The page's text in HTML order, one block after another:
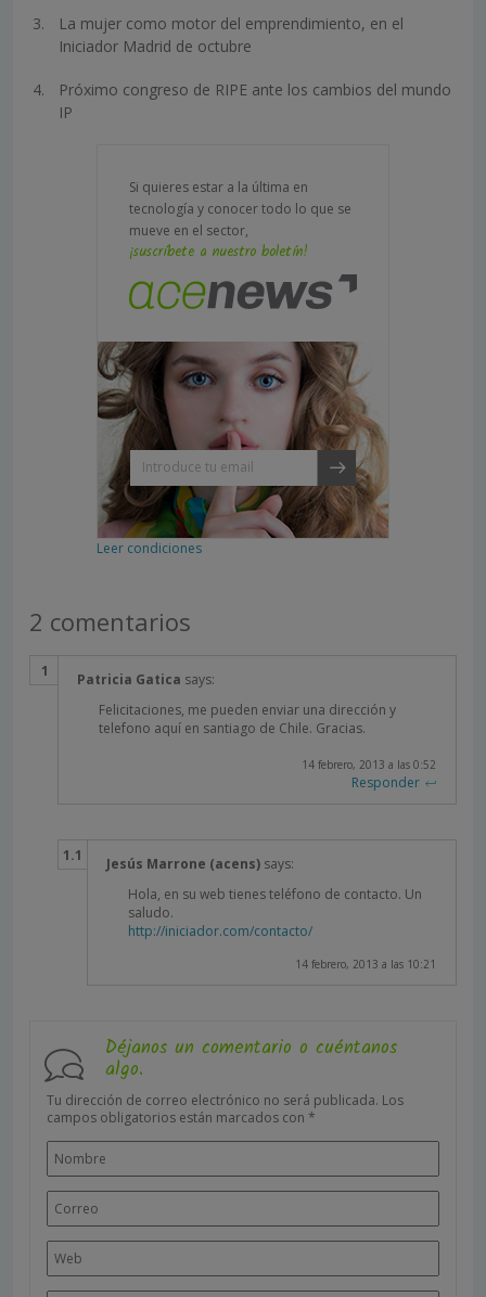
La mujer como motor del emprendimiento, en el
Iniciador Madrid de octubre
Próximo congreso de RIPE ante los cambios del mundo
IP
Si quieres estar a la última en
tecnología y conocer todo lo que se
mueve en el sector,
¡suscríbete a nuestro boletín!
Leer condiciones
2 comentarios
Patricia Gatica says:
14 febrero, 2013 a las 0:52
Felicitaciones, me pueden enviar una dirección y
telefono aquí en santiago de Chile. Gracias.
Responder
Jesús Marrone (acens) says:
14 febrero, 2013 a las 10:21
Hola, en su web tienes teléfono de contacto. Un
saludo.
http://iniciador.com/contacto/
Déjanos un comentario o cuéntanos
algo.
Tu dirección de correo electrónico no será publicada. Los
campos obligatorios están marcados con *